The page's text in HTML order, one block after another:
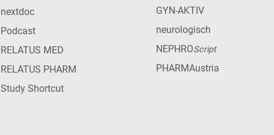
nextdoc
Podcast
RELATUS MED
RELATUS PHARM
Study Shortcut
GYN-AKTIV
neurologisch
NEPHROScript
PHARMAustria